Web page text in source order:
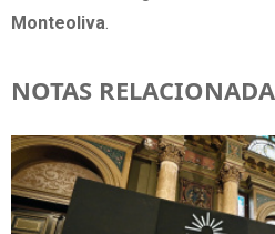
Monteoliva
NOTAS